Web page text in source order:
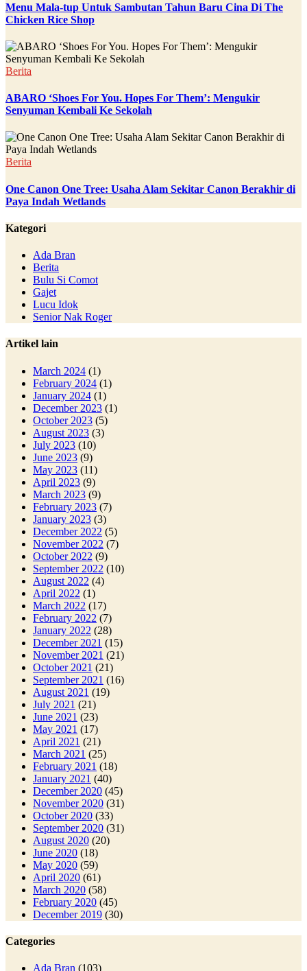
Menu Mala-tup Untuk Sambutan Tahun Baru Cina Di The
Chicken Rice Shop
Berita
ABARO ‘Shoes For You. Hopes For Them’: Mengukir
Senyuman Kembali Ke Sekolah
Berita
One Canon One Tree: Usaha Alam Sekitar Canon Berakhir di
Paya Indah Wetlands
Kategori
Ada Bran
Berita
Bulu Si Comot
Gajet
Lucu Idok
Senior Nak Roger
Artikel lain
March 2024 (1)
February 2024 (1)
January 2024 (1)
December 2023 (1)
October 2023 (5)
August 2023 (3)
July 2023 (10)
June 2023 (9)
May 2023 (11)
April 2023 (9)
March 2023 (9)
February 2023 (7)
January 2023 (3)
December 2022 (5)
November 2022 (7)
October 2022 (9)
September 2022 (10)
August 2022 (4)
April 2022 (1)
March 2022 (17)
February 2022 (7)
January 2022 (28)
December 2021 (15)
November 2021 (21)
October 2021 (21)
September 2021 (16)
August 2021 (19)
July 2021 (21)
June 2021 (23)
May 2021 (17)
April 2021 (21)
March 2021 (25)
February 2021 (18)
January 2021 (40)
December 2020 (45)
November 2020 (31)
October 2020 (33)
September 2020 (31)
August 2020 (20)
June 2020 (18)
May 2020 (59)
April 2020 (61)
March 2020 (58)
February 2020 (45)
December 2019 (30)
Categories
Ada Bran (103)